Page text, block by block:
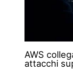
AWS
attacchi